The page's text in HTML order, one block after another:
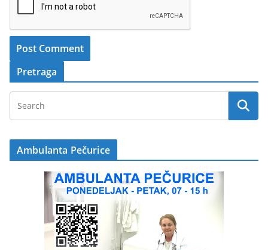
Pretraga
Ambulanta Pečurice